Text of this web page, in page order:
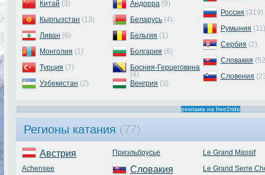
Китай (3)
Кыргызстан (13)
Ливан (6)
Монголия (1)
Турция (7)
Узбекистан (2)
Андорра (9)
Беларусь (4)
Бельгия (1)
Болгария (6)
Босния-Герцеговина
(4)
Венгрия (3)
Россия (319)
Румыния (11)
Сербия (2)
Словакия
Словения
реклама на free2ride
Регионы катания (77)
Австрия
Achensee
Приэльбрусье
Словакия
Le Grand Massif
Le Grand Serre